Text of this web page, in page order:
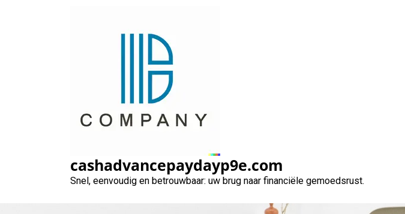
cashadvancepaydayp9e.com
Snel, eenvoudig en betrouwbaar: uw brug naar financiële gemoedsrust.